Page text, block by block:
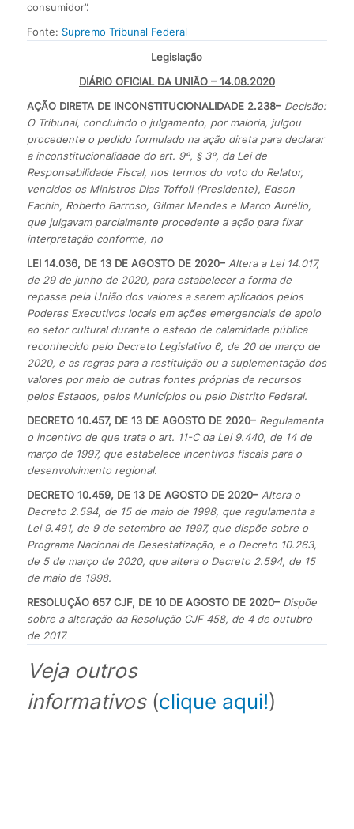
consumidor”.
Fonte: Supremo Tribunal Federal
Legislação
DIÁRIO OFICIAL DA UNIÃO – 14.08.2020
AÇÃO DIRETA DE INCONSTITUCIONALIDADE 2.238– Decisão:
O Tribunal, concluindo o julgamento, por maioria, julgou
procedente o pedido formulado na ação direta para declarar
a inconstitucionalidade do art. 9º, § 3º, da Lei de
Responsabilidade Fiscal, nos termos do voto do Relator,
vencidos os Ministros Dias Toffoli (Presidente), Edson
Fachin, Roberto Barroso, Gilmar Mendes e Marco Aurélio,
que julgavam parcialmente procedente a ação para fixar
interpretação conforme, no
LEI 14.036, DE 13 DE AGOSTO DE 2020– Altera a Lei 14.017,
de 29 de junho de 2020, para estabelecer a forma de
repasse pela União dos valores a serem aplicados pelos
Poderes Executivos locais em ações emergenciais de apoio
ao setor cultural durante o estado de calamidade pública
reconhecido pelo Decreto Legislativo 6, de 20 de março de
2020, e as regras para a restituição ou a suplementação dos
valores por meio de outras fontes próprias de recursos
pelos Estados, pelos Municípios ou pelo Distrito Federal.
DECRETO 10.457, DE 13 DE AGOSTO DE 2020– Regulamenta
o incentivo de que trata o art. 11-C da Lei 9.440, de 14 de
março de 1997, que estabelece incentivos fiscais para o
desenvolvimento regional.
DECRETO 10.459, DE 13 DE AGOSTO DE 2020– Altera o
Decreto 2.594, de 15 de maio de 1998, que regulamenta a
Lei 9.491, de 9 de setembro de 1997, que dispõe sobre o
Programa Nacional de Desestatização, e o Decreto 10.263,
de 5 de março de 2020, que altera o Decreto 2.594, de 15
de maio de 1998.
RESOLUÇÃO 657 CJF, DE 10 DE AGOSTO DE 2020– Dispõe
sobre a alteração da Resolução CJF 458, de 4 de outubro
de 2017.
Veja outros
informativos(clique aqui!)